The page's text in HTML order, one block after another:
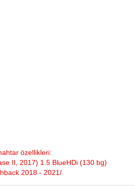
özellikleri:
II, 2017) 1.5 BlueHDi (130 bg)
2018 - 2021/